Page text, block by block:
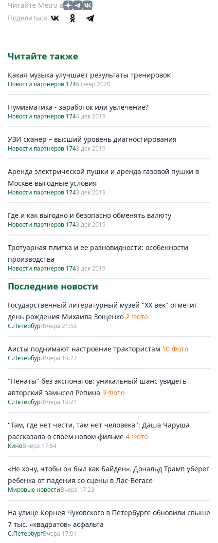
Читайте Metro в
Поделиться
Читайте также
Какая музыка улучшает результаты тренировок
Новости партнеров 1746 февр 2020
Нумизматика - заработок или увлечение?
Новости партнеров 1744 дек 2019
УЗИ сканер – высший уровень диагностирования
Новости партнеров 1743 дек 2019
Аренда электрической пушки и аренда газовой пушки в
Москве выгодные условия
Новости партнеров 1743 дек 2019
Где и как выгодно и безопасно обменять валюту
Новости партнеров 1743 дек 2019
Тротуарная плитка и ее разновидности: особенности
производства
Новости партнеров 1743 дек 2019
Последние новости
Государственный литературный музей "ХХ век" отметит
день рождения Михаила Зощенко 2 Фото
С.ПетербургВчера 21:59
Аисты поднимают настроение трактористам 10 Фото
С.ПетербургВчера 19:27
"Пенаты" без экспонатов: уникальный шанс увидеть
авторский замысел Репина 9 Фото
С.ПетербургВчера 19:21
"Там, где нет чести, там нет человека": Даша Чаруша
рассказала о своём новом фильме 4 Фото
КиноВчера 17:54
«Не хочу, чтобы он был как Байден». Дональд Трамп уберег
ребенка от падения со сцены в Лас-Вегасе
Мировые новостиВчера 17:23
На улице Корнея Чуковского в Петербурге обновили свыше
7 тыс. «квадратов» асфальта
С.ПетербургВчера 17:01